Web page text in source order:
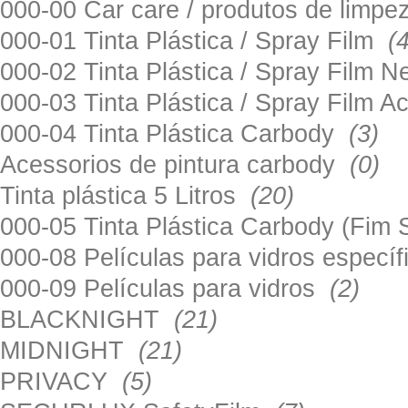
000-00 Car care / produtos de
000-01 Tinta Plástica / Spray Film
000-02 Tinta Plástica / Spray Film
000-03 Tinta Plástica / Spray Film
000-04 Tinta Plástica Carbody (3)
Acessorios de pintura carbody (0)
Tinta plástica 5 Litros (20)
000-05 Tinta Plástica Carbody
000-08 Películas para vidros
000-09 Películas para vidros (2)
BLACKNIGHT (21)
MIDNIGHT (21)
PRIVACY (5)